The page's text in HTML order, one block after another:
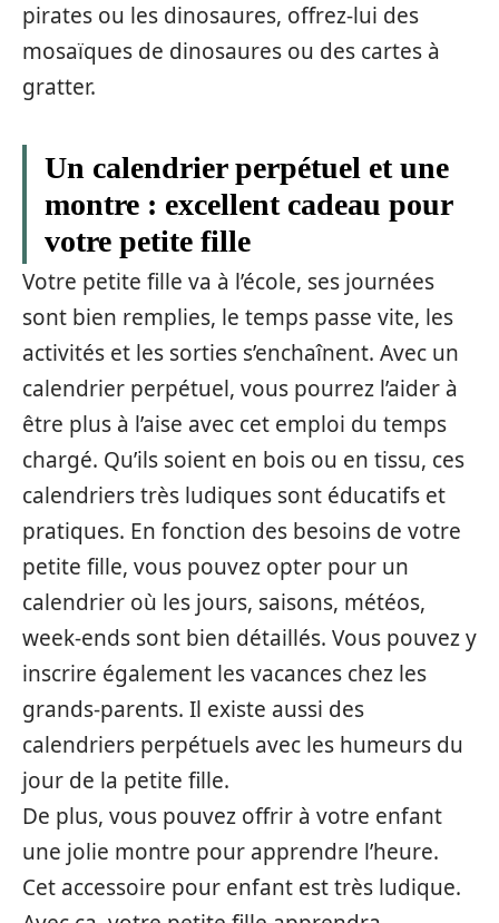
pirates ou les dinosaures, offrez-lui des
mosaïques de dinosaures ou des cartes à
gratter.
Un calendrier perpétuel et une
montre : excellent cadeau pour
votre petite fille
Votre petite fille va à l’école, ses journées
sont bien remplies, le temps passe vite, les
activités et les sorties s’enchaînent. Avec un
calendrier perpétuel, vous pourrez l’aider à
être plus à l’aise avec cet emploi du temps
chargé. Qu’ils soient en bois ou en tissu, ces
calendriers très ludiques sont éducatifs et
pratiques. En fonction des besoins de votre
petite fille, vous pouvez opter pour un
calendrier où les jours, saisons, météos,
week-ends sont bien détaillés. Vous pouvez y
inscrire également les vacances chez les
grands-parents. Il existe aussi des
calendriers perpétuels avec les humeurs du
jour de la petite fille.
De plus, vous pouvez offrir à votre enfant
une jolie montre pour apprendre l’heure.
Cet accessoire pour enfant est très ludique.